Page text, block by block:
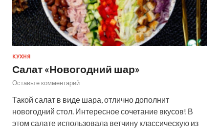
КУХНЯ
Салат «Новогодний шар»
Оставьте комментарий
Такой салат в виде шара, отлично дополнит
новогодний стол. Интересное сочетание вкусов! В
этом салате использовала ветчину классическую из